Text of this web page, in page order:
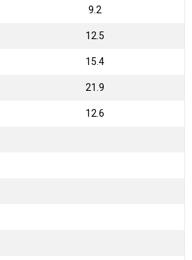
9.2
12.5
15.4
21.9
12.6